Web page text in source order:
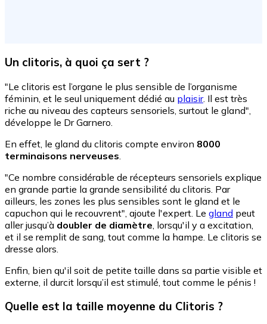
Un clitoris, à quoi ça sert ?
"Le clitoris est l’organe le plus sensible de l’organisme
féminin, et le seul uniquement dédié au plaisir. Il est très
riche au niveau des capteurs sensoriels, surtout le gland",
développe le Dr Garnero.
En effet, le gland du clitoris compte environ 8000
terminaisons nerveuses
"Ce nombre considérable de récepteurs sensoriels explique
en grande partie la grande sensibilité du clitoris. Par
ailleurs, les zones les plus sensibles sont le gland et le
capuchon qui le recouvrent", ajoute l'expert. Le gland peut
aller jusqu’à doubler de diamètre , lorsqu'il y a excitation,
et il se remplit de sang, tout comme la hampe. Le clitoris se
dresse alors.
Enfin, bien qu'il soit de petite taille dans sa partie visible et
externe, il durcit lorsqu’il est stimulé, tout comme le pénis !
Quelle est la taille moyenne du Clitoris ?